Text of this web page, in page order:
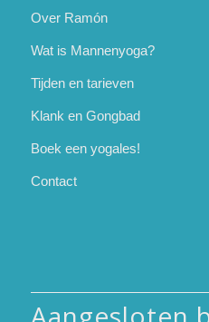
Over Ramón
Wat is Mannenyoga?
Tijden en tarieven
Klank en Gongbad
Boek een yogales!
Contact